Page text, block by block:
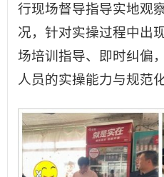
行现场督导指导实地观
况，针对实操过程中出
场培训指导、即时纠偏
人员的实操能力与规范